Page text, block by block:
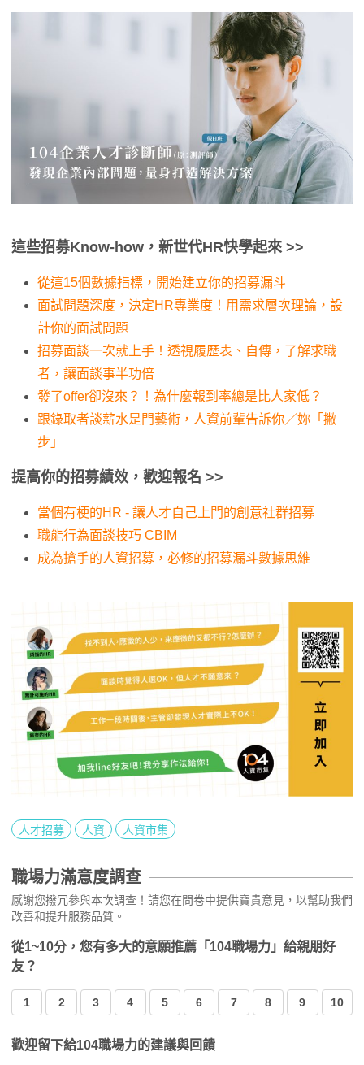
這些招募Know-how，新世代HR快學起來 >>
從這15個數據指標，開始建立你的招募漏斗
面試問題深度，決定HR專業度！用需求層次理論，設
計你的面試問題
招募面談一次就上手！透視履歷表、自傳，了解求職
者，讓面談事半功倍
發了offer卻沒來？！為什麼報到率總是比人家低？
跟錄取者談薪水是門藝術，人資前輩告訴你／妳「撇
步」
提高你的招募績效，歡迎報名 >>
當個有梗的HR - 讓人才自己上門的創意社群招募
職能行為面談技巧 CBIM
成為搶手的人資招募，必修的招募漏斗數據思維
人才招募 人資 人資市集
職場力滿意度調查
感謝您撥冗參與本次調查！請您在問卷中提供寶貴意見，以幫助我們
改善和提升服務品質。
從1~10分，您有多大的意願推薦「104職場力」給親朋好
友？
1 2 3 4 5 6 7 8 9 10
歡迎留下給104職場力的建議與回饋